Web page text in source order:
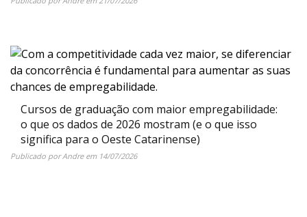
Cursos de graduação com maior empregabilidade:
o que os dados de 2026 mostram (e o que isso
significa para o Oeste Catarinense)
Publicado porAndreem 14/07/2026